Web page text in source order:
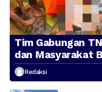
Tim Gabungan
dan Masyarakat
Presenter TVRI
Hilang di Sungai
Redaksi